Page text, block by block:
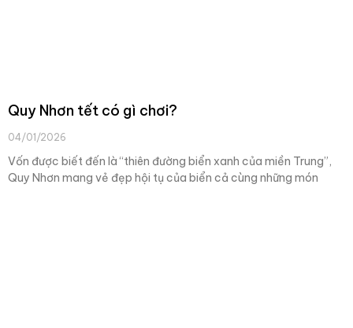
Quy Nhơn tết có gì chơi?
04/01/2026
Vốn được biết đến là “thiên đường biển xanh của miền Trung”,
Quy Nhơn mang vẻ đẹp hội tụ của biển cả cùng những món